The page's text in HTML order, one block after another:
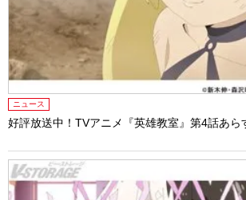
ニュース
好評放送中！TVアニメ『英雄教室』第4話あら